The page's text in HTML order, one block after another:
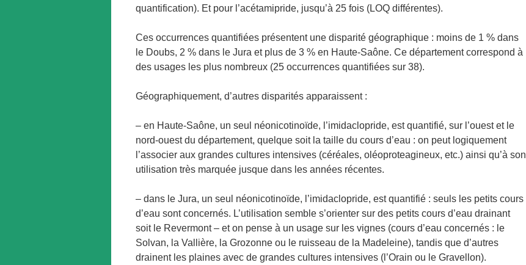
quantification). Et pour l’acétamipride, jusqu’à 25 fois (LOQ différentes).
Ces occurrences quantifiées présentent une disparité géographique : moins de 1 % dans
le Doubs, 2 % dans le Jura et plus de 3 % en Haute-Saône. Ce département correspond à
des usages les plus nombreux (25 occurrences quantifiées sur 38).
Géographiquement, d’autres disparités apparaissent :
– en Haute-Saône, un seul néonicotinoïde, l’imidaclopride, est quantifié, sur l’ouest et le
nord-ouest du département, quelque soit la taille du cours d’eau : on peut logiquement
l’associer aux grandes cultures intensives (céréales, oléoproteagineux, etc.) ainsi qu’à son
utilisation très marquée jusque dans les années récentes.
– dans le Jura, un seul néonicotinoïde, l’imidaclopride, est quantifié : seuls les petits cours
d’eau sont concernés. L’utilisation semble s’orienter sur des petits cours d’eau drainant
soit le Revermont – et on pense à un usage sur les vignes (cours d’eau concernés : le
Solvan, la Vallière, la Grozonne ou le ruisseau de la Madeleine), tandis que d’autres
drainent les plaines avec de grandes cultures intensives (l’Orain ou le Gravellon).